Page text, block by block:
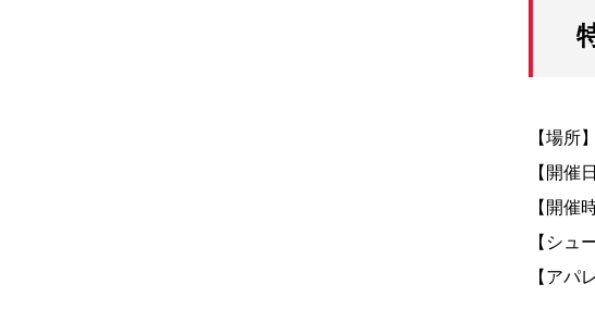
【場所
【開催
【開催
【シュ
【アパ